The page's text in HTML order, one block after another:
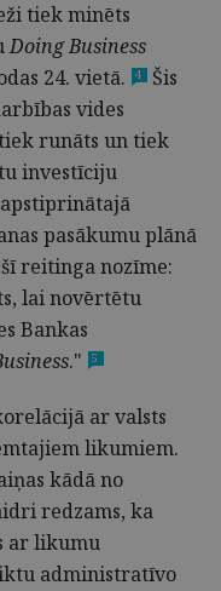
tiek minēts
Doing Business
24. vietā.
4
Šis
vides
runāts un tiek
investīciju
pasākumu plānā
reitinga nozīme:
lai novērtētu
Bankas
." 5
ar valsts
likumiem.
kādā no
redzams, ka
ar likumu
administratīvo